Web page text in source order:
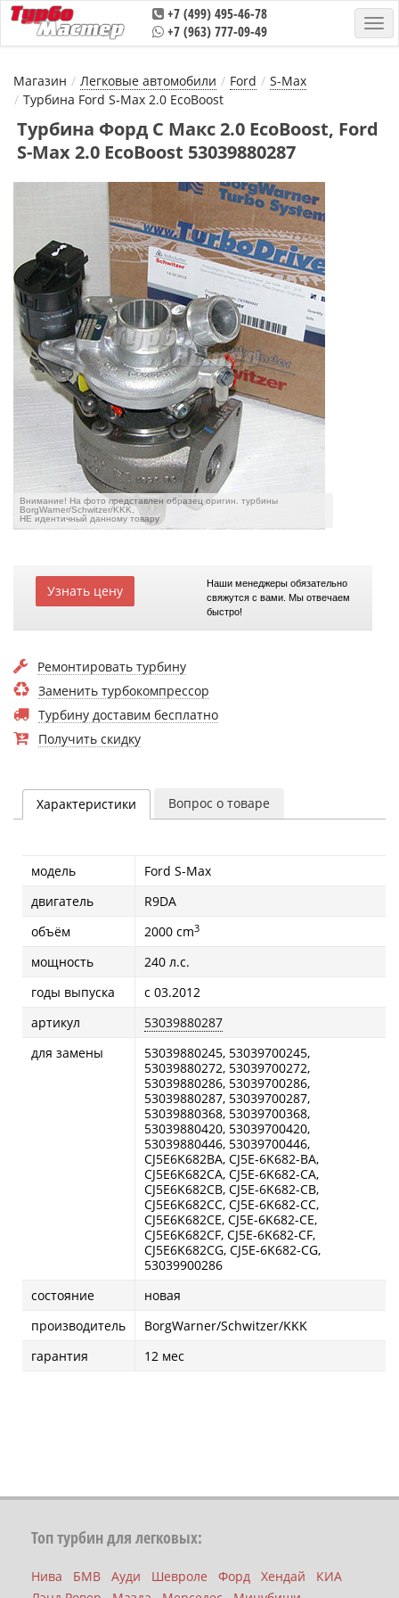
+7 (499) 495-46-78
+7 (963) 777-09-49
Магазин Легковые автомобили Ford
S-Max
Турбина Ford S-Max 2.0 EcoBoost
Турбина Форд С Макс 2.0 EcoBoost, Ford
S-Max 2.0 EcoBoost 53039880287
Внимание! На фото представлен образец оригин. турбины
BorgWarner/Schwitzer/KKK,
НЕ идентичный данному товару
Узнать цену
Наши менеджеры обязательно
свяжутся с вами. Мы отвечаем
быстро!
Ремонтировать турбину
Заменить турбокомпрессор
Турбину доставим бесплатно
Получить скидку
Характеристики Вопрос о товаре
модель
Ford S-Max
двигатель
R9DA
объём
2000 cm3
мощность
240 л.с.
годы выпуска
с 03.2012
артикул
53039880287
для замены
53039880245, 53039700245,
53039880272, 53039700272,
53039880286, 53039700286,
53039880287, 53039700287,
53039880368, 53039700368,
53039880420, 53039700420,
53039880446, 53039700446,
CJ5E6K682BA, CJ5E-6K682-BA,
CJ5E6K682CA, CJ5E-6K682-CA,
CJ5E6K682CB, CJ5E-6K682-CB,
CJ5E6K682CC, CJ5E-6K682-CC,
CJ5E6K682CE, CJ5E-6K682-CE,
CJ5E6K682CF, CJ5E-6K682-CF,
CJ5E6K682CG, CJ5E-6K682-CG,
53039900286
состояние
новая
производитель
BorgWarner/Schwitzer/KKK
гарантия
12 мес
Топ турбин для легковых:
Нива БМВ Ауди Шевроле Форд Хендай
КИА